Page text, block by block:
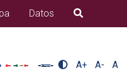
Datos B�squeda
A+ A- A